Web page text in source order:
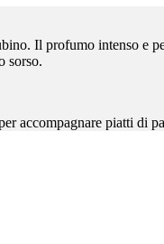
Il profumo intenso e
sorso.
accompagnare piatti di